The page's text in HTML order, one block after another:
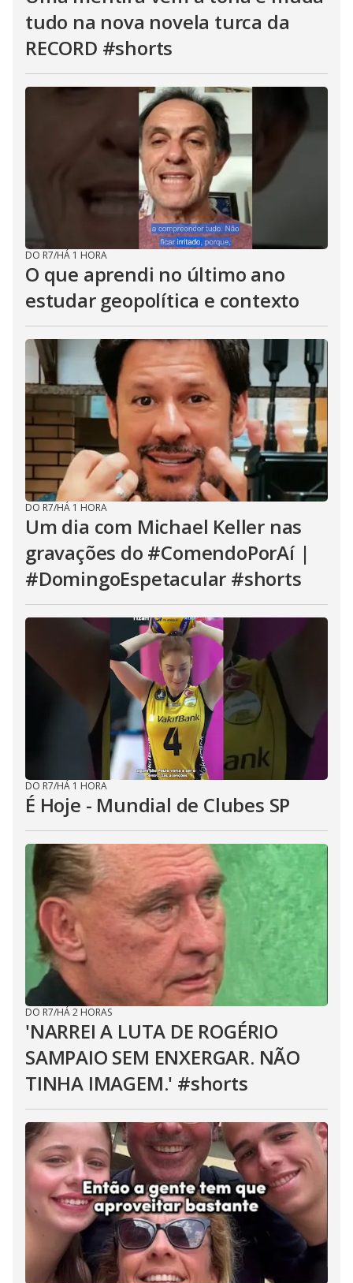
tudo na nova novela turca da
RECORD #shorts
DO R7/HÁ 1 HORA
O que aprendi no último ano
estudar geopolítica e contexto
DO R7/HÁ 1 HORA
Um dia com Michael Keller nas
gravações do #ComendoPorAí |
#DomingoEspetacular #shorts
DO R7/HÁ 1 HORA
É Hoje - Mundial de Clubes SP
DO R7/HÁ 2 HORAS
'NARREI A LUTA DE ROGÉRIO
SAMPAIO SEM ENXERGAR. NÃO
TINHA IMAGEM.' #shorts